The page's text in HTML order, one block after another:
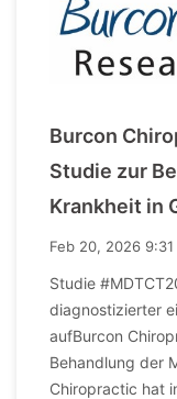
Burcon
Studie zur
Krankheit in
Feb 20, 2026 9:31
Studie
diagnostizierter
aufBurcon
Behandlung der
Chiropractic hat